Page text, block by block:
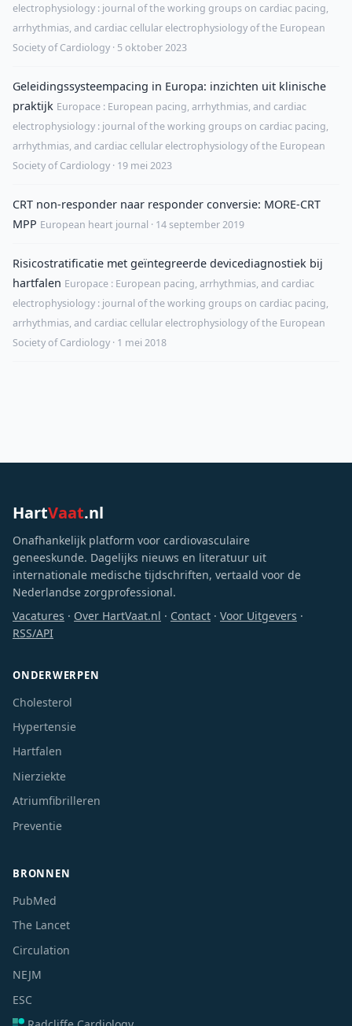
electrophysiology : journal of the working groups on cardiac pacing,
arrhythmias, and cardiac cellular electrophysiology of the European
Society of Cardiology · 5 oktober 2023
Geleidingssysteempacing in Europa: inzichten uit klinische
praktijk Europace : European pacing, arrhythmias, and cardiac
electrophysiology : journal of the working groups on cardiac pacing,
arrhythmias, and cardiac cellular electrophysiology of the European
Society of Cardiology · 19 mei 2023
CRT non-responder naar responder conversie: MORE-CRT
MPP European heart journal · 14 september 2019
Risicostratificatie met geïntegreerde devicediagnostiek bij
hartfalen Europace : European pacing, arrhythmias, and cardiac
electrophysiology : journal of the working groups on cardiac pacing,
arrhythmias, and cardiac cellular electrophysiology of the European
Society of Cardiology · 1 mei 2018
HartVaat.nl
Onafhankelijk platform voor cardiovasculaire
geneeskunde. Dagelijks nieuws en literatuur uit
internationale medische tijdschriften, vertaald voor de
Nederlandse zorgprofessional.
Vacatures · Over HartVaat.nl · Contact · Voor Uitgevers ·
RSS/API
ONDERWERPEN
Cholesterol
Hypertensie
Hartfalen
Nierziekte
Atriumfibrilleren
Preventie
BRONNEN
PubMed
The Lancet
Circulation
NEJM
ESC